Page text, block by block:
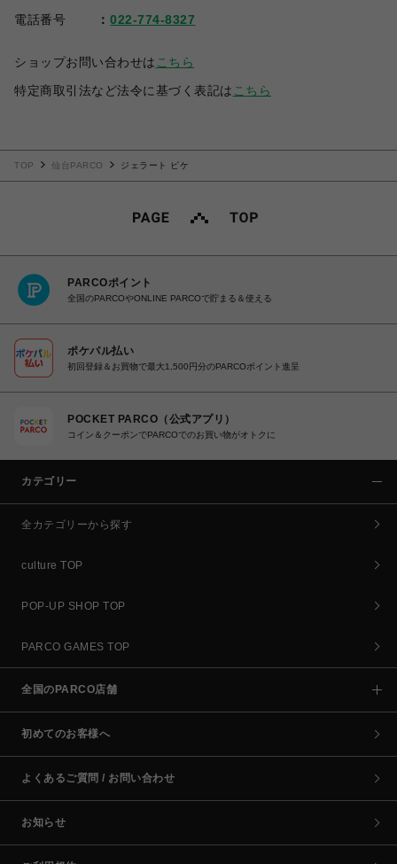
電話番号
022-774-8327
ショップお問い合わせは こちら
特定商取引法など法令に基づく表記は こちら
TOP 仙台PARCO ジェラート ピケ
PARCOポイント
全国のPARCOやONLINE PARCOで貯まる＆使える
ポケパル払い
初回登録＆お買物で最大1,500円分のPARCOポイント進呈
POCKET PARCO（公式アプリ）
コイン＆クーポンでPARCOでのお買い物がオトクに
カテゴリー
全カテゴリーから探す
culture TOP
POP-UP SHOP TOP
PARCO GAMES TOP
全国のPARCO店舗
初めてのお客様へ
よくあるご質問 / お問い合わせ
お知らせ